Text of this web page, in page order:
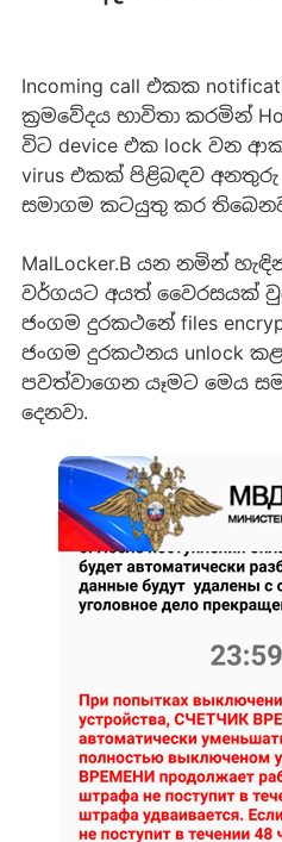
Incoming call එකක
ක්‍රමවේදය භාවිතා කරමින්
විට device එක lock වන
virus එකක් පිළිබඳව අනතුරු
සමාගම කටයුතු කර
MalLocker.B යන නමින්
වර්ගයට අයත් වෛරසයක්
ජංගම දුරකථනේ files
ජංගම දුරකථනය unlock
පවත්වාගෙන යෑමට මෙය
දෙනවා.